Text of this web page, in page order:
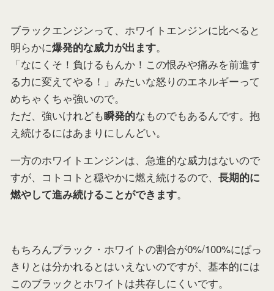
ブラックエンジンって、ホワイトエンジンに比べると
明らかに爆発的な威力が出ます。
「なにくそ！負けるもんか！この恨みや痛みを前進す
る力に変えてやる！」みたいな怒りのエネルギーって
めちゃくちゃ強いので。
ただ、強いけれども瞬発的なものでもあるんです。抱
え続けるにはあまりにしんどい。
一方のホワイトエンジンは、急進的な威力はないので
すが、コトコトと穏やかに燃え続けるので、 長期的に
燃やして進み続けることができます。
もちろんブラック・ホワイトの割合が0%/100%にぱっ
きりとは分かれるとはいえないのですが、基本的には
このブラックとホワイトは共存しにくいです。